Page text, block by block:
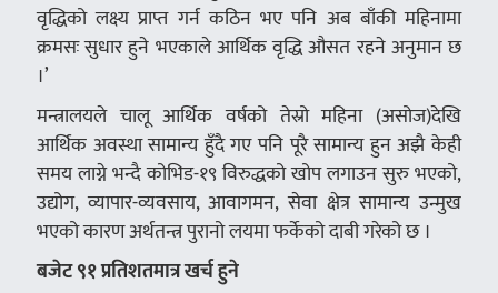
वृद्धिको लक्ष्य प्राप्त गर्न कठिन भए पनि अब बाँकी महिनामा
क्रमसः सुधार हुने भएकाले आर्थिक वृद्धि औसत रहने अनुमान छ
।’
मन्त्रालयले चालू आर्थिक वर्षको तेस्रो महिना (असोज)देखि
आर्थिक अवस्था सामान्य हुँदै गए पनि पूरै सामान्य हुन अझै केही
समय लाग्ने भन्दै कोभिड-१९ विरुद्धको खोप लगाउन सुरु भएको,
उद्योग, व्यापार-व्यवसाय, आवागमन, सेवा क्षेत्र सामान्य उन्मुख
भएको कारण अर्थतन्त्र पुरानो लयमा फर्केको दाबी गरेको छ ।
बजेट ९१ प्रतिशतमात्र खर्च हुने